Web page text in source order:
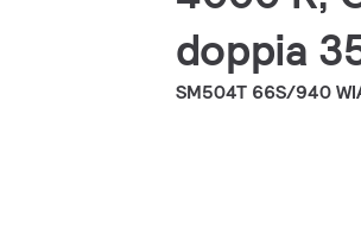
doppia
SM504T 66S/940